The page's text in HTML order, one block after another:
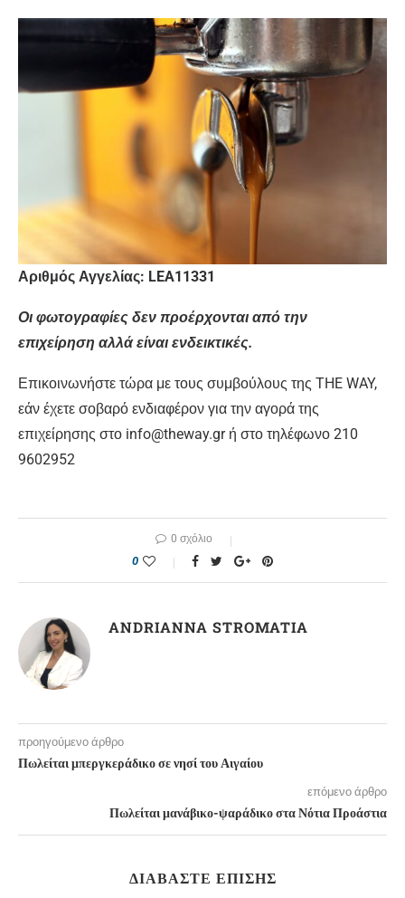
Αριθμός Αγγελίας: LEA11331
Οι φωτογραφίες δεν προέρχονται από την
επιχείρηση αλλά είναι ενδεικτικές.
Επικοινωνήστε τώρα με τους συμβούλους της THE WAY,
εάν έχετε σοβαρό ενδιαφέρον για την αγορά της
επιχείρησης στο info@theway.gr ή στο τηλέφωνο 210
9602952
0 σχόλιο
0
ANDRIANNA STROMATIA
προηγούμενο άρθρο
Πωλείται μπεργκεράδικο σε νησί του Αιγαίου
επόμενο άρθρο
Πωλείται μανάβικο-ψαράδικο στα Νότια Προάστια
ΔΙΑΒΆΣΤΕ ΕΠΊΣΗΣ